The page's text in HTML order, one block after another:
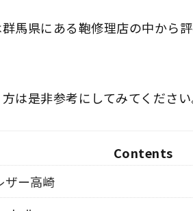
馬県にある鞄修理店の中から
は是非参考にしてみてください
Contents
ザー高崎